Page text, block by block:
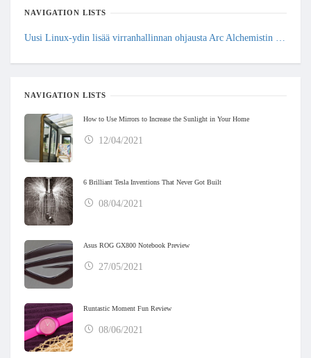
NAVIGATION LISTS
Uusi Linux-ydin lisää virranhallinnan ohjausta Arc Alchemistin GPU-linjoihin
NAVIGATION LISTS
How to Use Mirrors to Increase the Sunlight in Your Home
12/04/2021
6 Brilliant Tesla Inventions That Never Got Built
08/04/2021
Asus ROG GX800 Notebook Preview
27/05/2021
Runtastic Moment Fun Review
08/06/2021